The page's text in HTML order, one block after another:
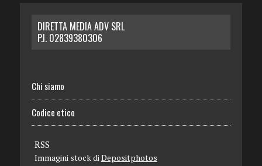
DIRETTA MEDIA ADV SRL
P.I. 02839380306
Chi siamo
Codice etico
RSS
Immagini stock di Depositphotos